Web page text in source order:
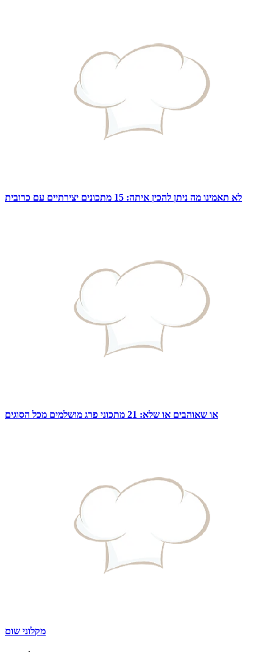
לא תאמינו מה ניתן להכין איתה: 15 מתכונים יצירתיים עם כרובית
או שאוהבים או שלא: 21 מתכוני פרג מושלמים מכל הסוגים
מקלוני שום